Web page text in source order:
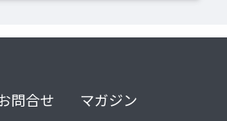
問合せ マガジン